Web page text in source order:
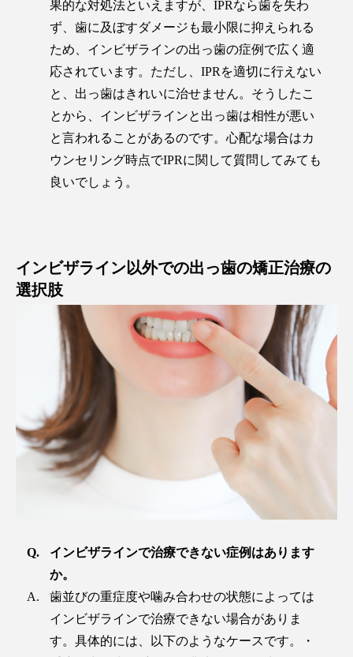
果的な対処法といえますが、IPRなら歯を失わ
ず、歯に及ぼすダメージも最小限に抑えられる
ため、インビザラインの出っ歯の症例で広く適
応されています。ただし、IPRを適切に行えない
と、出っ歯はきれいに治せません。そうしたこ
とから、インビザラインと出っ歯は相性が悪い
と言われることがあるのです。心配な場合はカ
ウンセリング時点でIPRに関して質問してみても
良いでしょう。
インビザライン以外での出っ歯の矯正治療の
選択肢
インビザラインで治療できない症例はあります
か。
歯並びの重症度や噛み合わせの状態によっては
インビザラインで治療できない場合がありま
す。具体的には、以下のようなケースです。・